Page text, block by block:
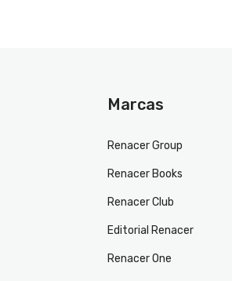
Marcas
Renacer Group
Renacer Books
Renacer Club
Editorial Renacer
Renacer One